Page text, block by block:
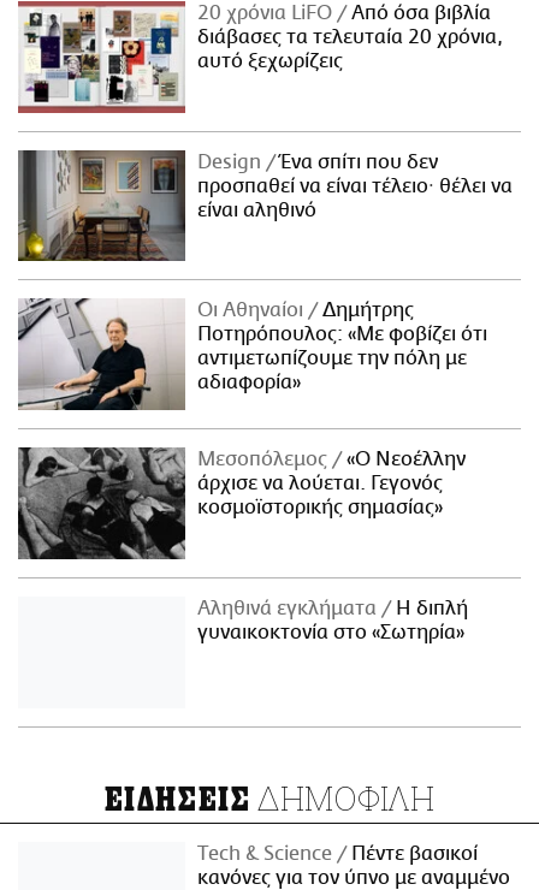
20 χρόνια LiFO
Από όσα βιβλία
διάβασες τα τελευταία 20 χρόνια,
αυτό ξεχωρίζεις
Design
Ένα σπίτι που δεν
προσπαθεί να είναι τέλειο· θέλει να
είναι αληθινό
Οι Αθηναίοι
Δημήτρης
Ποτηρόπουλος: «Με φοβίζει ότι
αντιμετωπίζουμε την πόλη με
αδιαφορία»
Μεσοπόλεμος
«Ο Νεοέλλην
άρχισε να λούεται. Γεγονός
κοσμοϊστορικής σημασίας»
Αληθινά εγκλήματα
Η διπλή
γυναικοκτονία στο «Σωτηρία»
ΕΙΔΗΣΕΙΣ ΔΗΜΟΦΙΛΗ
Τech & Science
Πέντε βασικοί
κανόνες για τον ύπνο με αναμμένο